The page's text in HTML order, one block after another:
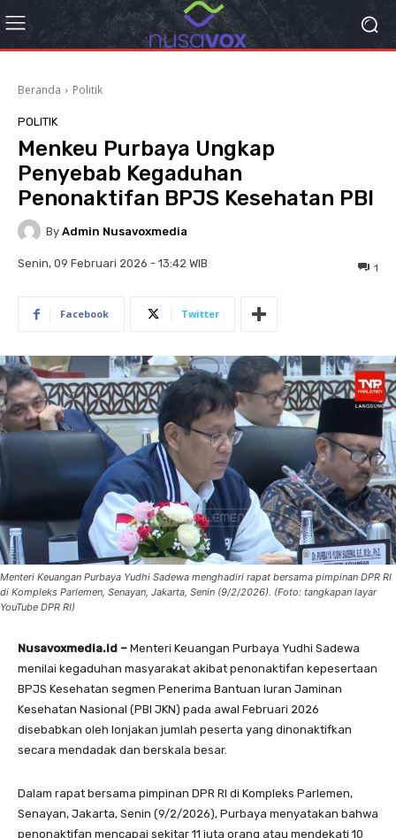
Beranda Politik
POLITIK
Menkeu Purbaya Ungkap
Penyebab Kegaduhan
Penonaktifan BPJS Kesehatan PBI
By Admin Nusavoxmedia
Senin, 09 Februari 2026 - 13:42 WIB 1
Facebook Twitter
Menteri Keuangan Purbaya Yudhi Sadewa menghadiri rapat bersama pimpinan DPR RI
di Kompleks Parlemen, Senayan, Jakarta, Senin (9/2/2026). (Foto: tangkapan layar
YouTube DPR RI)
Nusavoxmedia.id – Menteri Keuangan Purbaya Yudhi Sadewa
menilai kegaduhan masyarakat akibat penonaktifan kepesertaan
BPJS Kesehatan segmen Penerima Bantuan Iuran Jaminan
Kesehatan Nasional (PBI JKN) pada awal Februari 2026
disebabkan oleh lonjakan jumlah peserta yang dinonaktifkan
secara mendadak dan berskala besar.
Dalam rapat bersama pimpinan DPR RI di Kompleks Parlemen,
Senayan, Jakarta, Senin (9/2/2026), Purbaya menyatakan bahwa
penonaktifan mencapai sekitar 11 juta orang atau mendekati 10